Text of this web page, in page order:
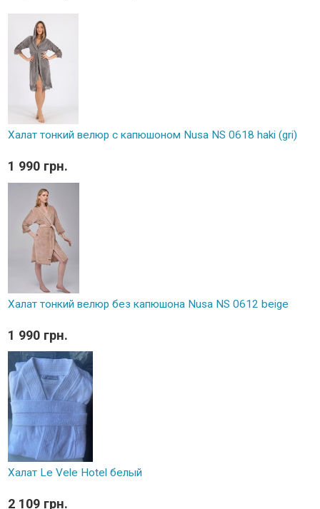
Халат тонкий велюр с капюшоном Nusa NS 0618 haki (gri)
1 990 грн.
Халат тонкий велюр без капюшона Nusa NS 0612 beige
1 990 грн.
Халат Le Vele Hotel белый
2 109 грн.